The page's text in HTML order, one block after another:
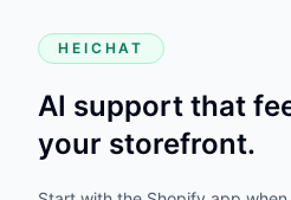
HEICHAT
AI support that
your storefront.